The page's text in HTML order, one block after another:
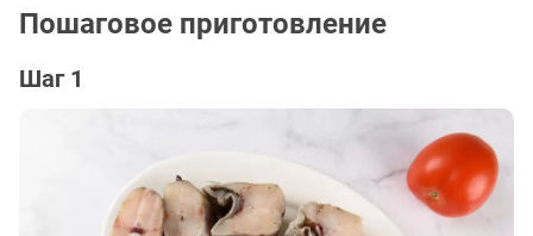
Пошаговое приготовление
Шаг 1